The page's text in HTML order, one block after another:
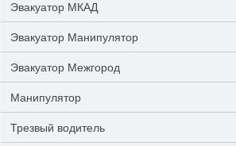
Эвакуатор МКАД
Эвакуатор Манипулятор
Эвакуатор Межгород
Манипулятор
Трезвый водитель